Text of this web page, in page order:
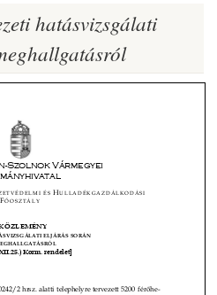
hatásvizsgálati